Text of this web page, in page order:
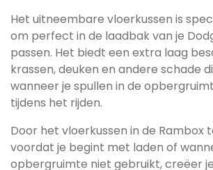
Het uitneembare vloerkussen is
om perfect in de laadbak van je
passen. Het biedt een extra laag
krassen, deuken en andere schade
wanneer je spullen in de
tijdens het rijden.
Door het vloerkussen in de Rambox
voordat je begint met laden of
opbergruimte niet gebruikt, creëer